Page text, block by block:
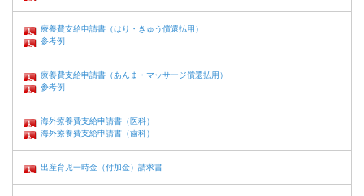
療養費支給申請書（はり・きゅう償還払用）
参考例
療養費支給申請書（あんま・マッサージ償還払用）
参考例
海外療養費支給申請書（医科）
海外療養費支給申請書（歯科）
出産育児一時金（付加金）請求書